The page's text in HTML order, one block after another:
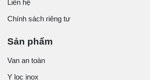
Liên hệ
Chính sách riêng tư
Sản phẩm
Van an toàn
Y lọc inox